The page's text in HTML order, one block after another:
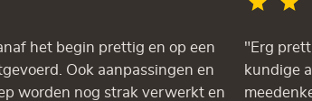
het begin prettig en op een
Ook aanpassingen en
worden nog strak verwerkt en
"Erg
kundige